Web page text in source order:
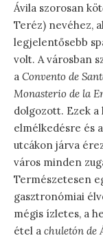
Ávila szorosan
Teréz) nevéhez,
legjelentősebb
volt. A városban
a Convento de
Monasterio de la
dolgozott. Ezek
elmélkedésre és
utcákon járva
város minden
Természetesen
gasztronómiai
mégis ízletes, a
étel a chuletón de